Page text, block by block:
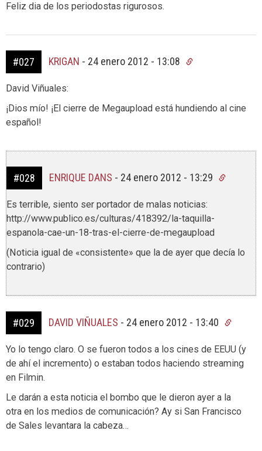
Feliz dia de los periodostas rigurosos.
#027 KRIGAN - 24 enero 2012 - 13:08
David Viñuales:
¡Dios mío! ¡El cierre de Megaupload está hundiendo al cine
español!
#028 ENRIQUE DANS - 24 enero 2012 - 13:29
Es terrible, siento ser portador de malas noticias:
http://www.publico.es/culturas/418392/la-taquilla-
espanola-cae-un-18-tras-el-cierre-de-megaupload
(Noticia igual de «consistente» que la de ayer que decía lo
contrario)
#029 DAVID VIÑUALES - 24 enero 2012 - 13:40
Yo lo tengo claro. O se fueron todos a los cines de EEUU (y
de ahí el incremento) o estaban todos haciendo streaming
en Filmin.
Le darán a esta noticia el bombo que le dieron ayer a la
otra en los medios de comunicación? Ay si San Francisco
de Sales levantara la cabeza…